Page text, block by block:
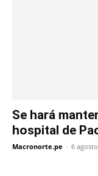
Se hará
hospital de
Macronorte.pe - 6